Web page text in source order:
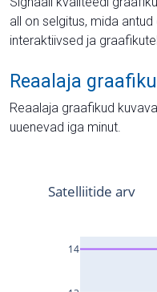
all on selgitus, mida
interaktiivsed ja
Reaalaja
Reaalaja graafikud
uuenevad iga minut.